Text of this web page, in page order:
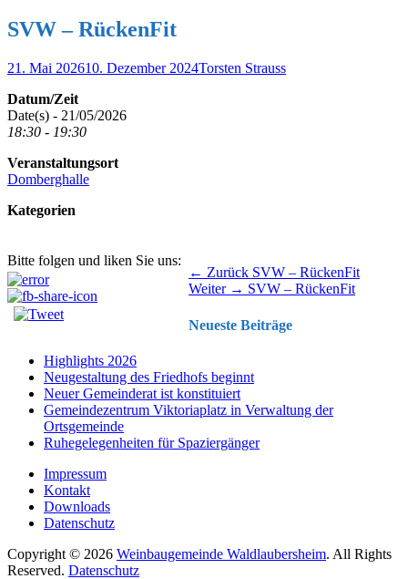
SVW – RückenFit
Veröffentlicht
21. Mai 202610. Dezember 2024Autor
Torsten Strauss
Datum/Zeit
Date(s) - 21/05/2026
18:30 - 19:30
Veranstaltungsort
Domberghalle
Kategorien
Bitte folgen und liken Sie uns:
Beitragsnavigation ← Zurück Vorhergehender
Beitrag:
SVW – RückenFit
Weiter → Nächster
SVW – RückenFit
Neueste Beiträge
Highlights 2026
Neugestaltung des Friedhofs beginnt
Neuer Gemeinderat ist konstituiert
Gemeindezentrum Viktoriaplatz in Verwaltung der
Ortsgemeinde
Ruhegelegenheiten für Spaziergänger
Impressum
Kontakt
Downloads
Datenschutz
Copyright © 2026 Weinbaugemeinde Waldlaubersheim. All Rights
Reserved. Datenschutz